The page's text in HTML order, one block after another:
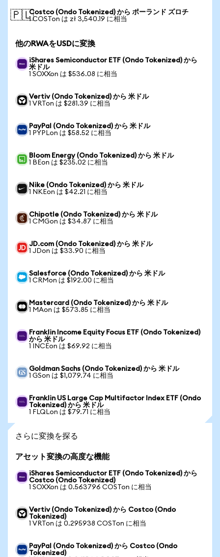
🇵🇱Costco (Ondo Tokenized) から ポーランド ズロチ
1 COSTon は zł 3,540.19 に相当
他のRWAをUSDに変換
iShares Semiconductor ETF (Ondo Tokenized) から
米ドル
1 SOXXon は $536.08 に相当
Vertiv (Ondo Tokenized) から 米ドル
1 VRTon は $281.39 に相当
PayPal (Ondo Tokenized) から 米ドル
1 PYPLon は $58.52 に相当
Bloom Energy (Ondo Tokenized) から 米ドル
1 BEon は $235.02 に相当
Nike (Ondo Tokenized) から 米ドル
1 NKEon は $42.21 に相当
Chipotle (Ondo Tokenized) から 米ドル
1 CMGon は $34.87 に相当
JD.com (Ondo Tokenized) から 米ドル
1 JDon は $33.90 に相当
Salesforce (Ondo Tokenized) から 米ドル
1 CRMon は $192.00 に相当
Mastercard (Ondo Tokenized) から 米ドル
1 MAon は $573.85 に相当
Franklin Income Equity Focus ETF (Ondo Tokenized)
から 米ドル
1 INCEon は $69.92 に相当
Goldman Sachs (Ondo Tokenized) から 米ドル
1 GSon は $1,079.74 に相当
Franklin US Large Cap Multifactor Index ETF (Ondo
Tokenized) から 米ドル
1 FLQLon は $79.71 に相当
さらに変換を探る
アセット変換の高度な機能
iShares Semiconductor ETF (Ondo Tokenized) から
Costco (Ondo Tokenized)
1 SOXXon は 0.563796 COSTon に相当
Vertiv (Ondo Tokenized) から Costco (Ondo
Tokenized)
1 VRTon は 0.295938 COSTon に相当
PayPal (Ondo Tokenized) から Costco (Ondo
Tokenized)